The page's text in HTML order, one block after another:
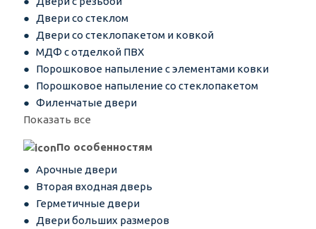
Двери со стеклом
Двери со стеклопакетом и ковкой
МДФ с отделкой ПВХ
Порошковое напыление с элементами ковки
Порошковое напыление со стеклопакетом
Филенчатые двери
Показать все
По особенностям
Арочные двери
Вторая входная дверь
Герметичные двери
Двери больших размеров